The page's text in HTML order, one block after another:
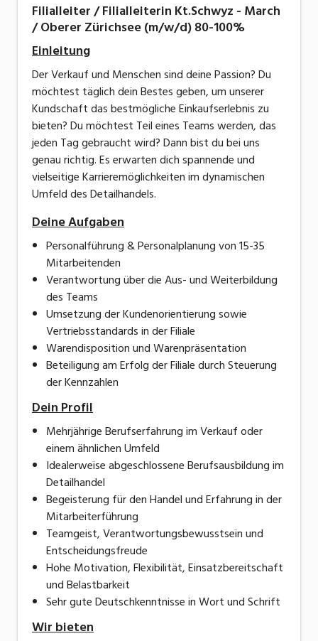
Sicherheit, Rettung, Polizei, Zoll
Verkauf, Handel, Kundenberatung,
Aussendienst
Filialleiter / Filialleiterin Kt.Schwyz - March
/ Oberer Zürichsee (m/w/d) 80-100%
Einleitung
Der Verkauf und Menschen sind deine Passion? Du
möchtest täglich dein Bestes geben, um unserer
Kundschaft das bestmögliche Einkaufserlebnis zu
bieten? Du möchtest Teil eines Teams werden, das
jeden Tag gebraucht wird? Dann bist du bei uns
genau richtig. Es erwarten dich spannende und
vielseitige Karrieremöglichkeiten im dynamischen
Umfeld des Detailhandels.
Deine Aufgaben
Personalführung & Personalplanung von 15-35
Mitarbeitenden
Verantwortung über die Aus- und Weiterbildung
des Teams
Umsetzung der Kundenorientierung sowie
Vertriebsstandards in der Filiale
Warendisposition und Warenpräsentation
Beteiligung am Erfolg der Filiale durch Steuerung
der Kennzahlen
Dein Profil
Mehrjährige Berufserfahrung im Verkauf oder
einem ähnlichen Umfeld
Idealerweise abgeschlossene Berufsausbildung im
Detailhandel
Begeisterung für den Handel und Erfahrung in der
Mitarbeiterführung
Teamgeist, Verantwortungsbewusstsein und
Entscheidungsfreude
Hohe Motivation, Flexibilität, Einsatzbereitschaft
und Belastbarkeit
Sehr gute Deutschkenntnisse in Wort und Schrift
Wir bieten